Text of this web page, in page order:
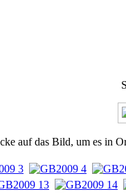
auf das Bild, um es in